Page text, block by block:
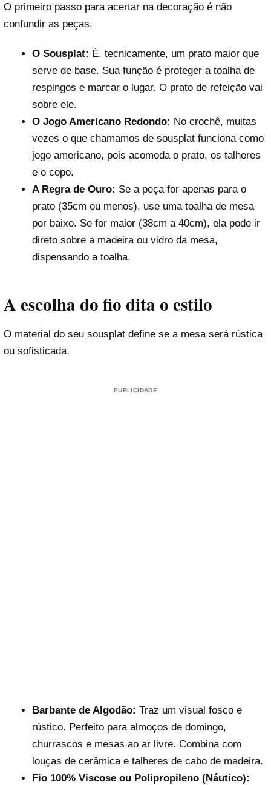
O primeiro passo para acertar na decoração é não
confundir as peças.
O Sousplat: É, tecnicamente, um prato maior que
serve de base. Sua função é proteger a toalha de
respingos e marcar o lugar. O prato de refeição vai
sobre ele.
O Jogo Americano Redondo: No crochê, muitas
vezes o que chamamos de sousplat funciona como
jogo americano, pois acomoda o prato, os talheres
e o copo.
A Regra de Ouro: Se a peça for apenas para o
prato (35cm ou menos), use uma toalha de mesa
por baixo. Se for maior (38cm a 40cm), ela pode ir
direto sobre a madeira ou vidro da mesa,
dispensando a toalha.
A escolha do fio dita o estilo
O material do seu sousplat define se a mesa será rústica
ou sofisticada.
PUBLICIDADE
Barbante de Algodão: Traz um visual fosco e
rústico. Perfeito para almoços de domingo,
churrascos e mesas ao ar livre. Combina com
louças de cerâmica e talheres de cabo de madeira.
Fio 100% Viscose ou Polipropileno (Náutico):